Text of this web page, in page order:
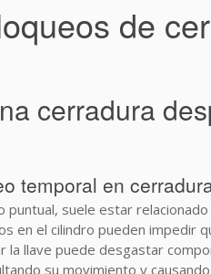
de
cerradura
temporal en
suele estar
en el cilindro pueden impedir
la llave puede desgastar
su movimiento y